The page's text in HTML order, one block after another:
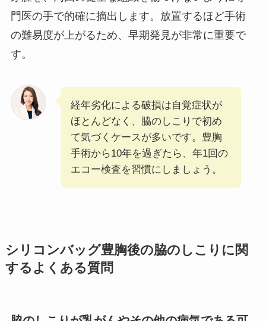
門医の手で的確に摘出します。放置するほど手術
の難易度が上がるため、早期発見が非常に重要で
す。
経年劣化による破損は自覚症状が
ほとんどなく、脇のしこりで初め
て気づくケースが多いです。豊胸
手術から10年を過ぎたら、年1回の
エコー検査を習慣にしましょう。
シリコンバッグ豊胸後の脇のしこりに関
するよくある質問